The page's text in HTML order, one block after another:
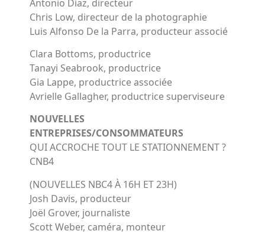
Antonio Diaz, directeur
Chris Low, directeur de la photographie
Luis Alfonso De la Parra, producteur associé
Clara Bottoms, productrice
Tanayi Seabrook, productrice
Gia Lappe, productrice associée
Avrielle Gallagher, productrice superviseure
NOUVELLES
ENTREPRISES/CONSOMMATEURS
QUI ACCROCHE TOUT LE STATIONNEMENT ?
CNB4
(NOUVELLES NBC4 À 16H ET 23H)
Josh Davis, producteur
Joël Grover, journaliste
Scott Weber, caméra, monteur